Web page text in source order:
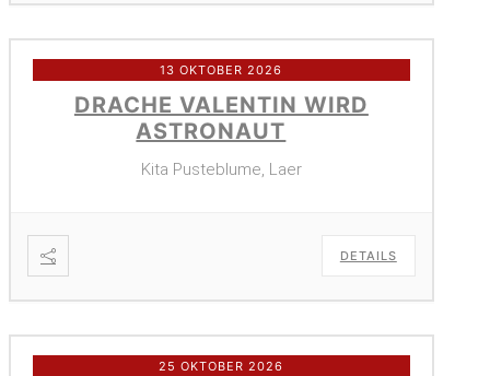
13 OKTOBER 2026
DRACHE VALENTIN WIRD
ASTRONAUT
Kita Pusteblume, Laer
DETAILS
25 OKTOBER 2026